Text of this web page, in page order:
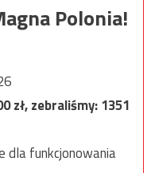
Polonia!
zł, zebraliśmy:1351
dla funkcjonowania